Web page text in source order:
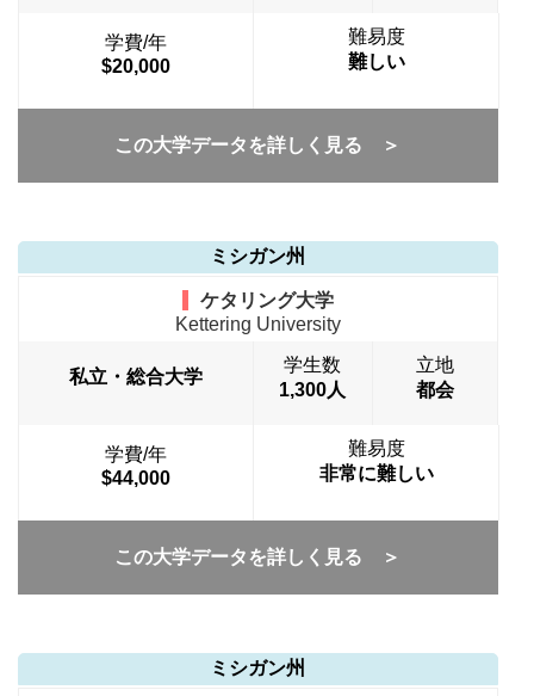
学費/年
$20,000
難易度
難しい
この大学データを詳しく見る ＞
ミシガン州
ケタリング大学
Kettering University
私立・総合大学
学生数
1,300人
立地
都会
学費/年
$44,000
難易度
非常に難しい
この大学データを詳しく見る ＞
ミシガン州